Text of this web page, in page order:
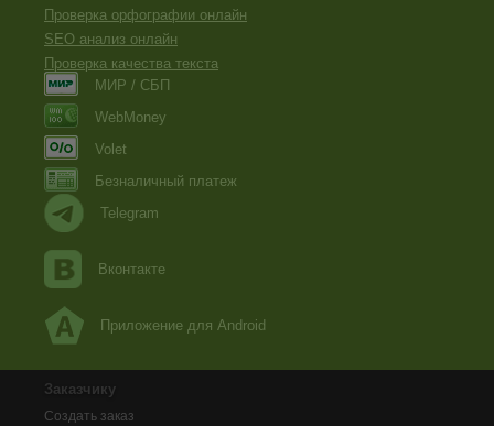
Проверка орфографии онлайн
SEO анализ онлайн
Проверка качества текста
МИР / СБП
WebMoney
Volet
Безналичный платеж
Telegram
Вконтакте
Приложение для Android
Заказчику
Создать заказ